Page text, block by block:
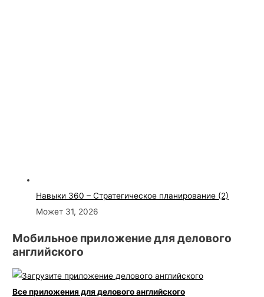
Навыки 360 – Стратегическое планирование (2)
Может 31, 2026
Мобильное приложение для делового
английского
Все приложения для делового английского